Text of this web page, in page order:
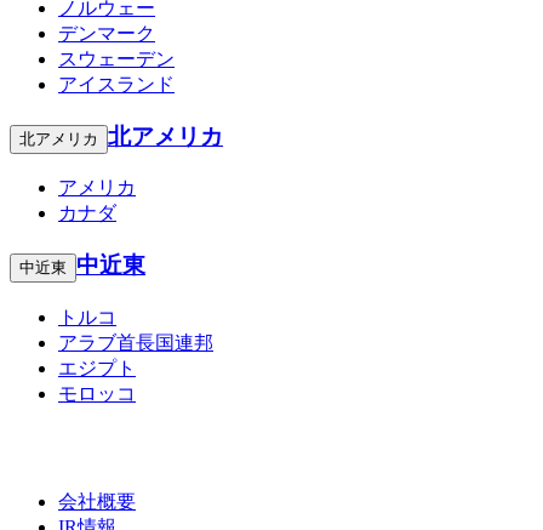
ノルウェー
デンマーク
スウェーデン
アイスランド
北アメリカ 北アメリカ
アメリカ
カナダ
中近東 中近東
トルコ
アラブ首長国連邦
エジプト
モロッコ
会社概要